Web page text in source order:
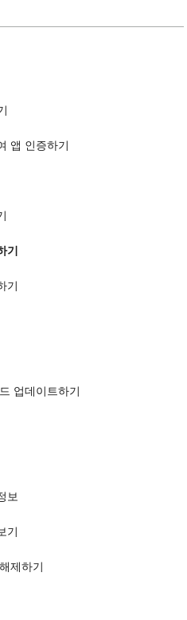
앱 인증하기
기
기
업데이트하기
보
기
제하기